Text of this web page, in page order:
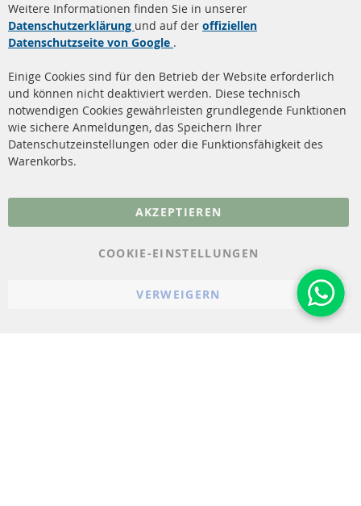
Dieselpartikelfilter (DPF)
Dieselpartikelfilter
Katalysator (KAT)
Sensoren
FAQ
Über uns
Versandkosten
Kontakt
Vertrag widerrufen
Weitere Informationen finden Sie in unserer
Datenschutzerklärung und auf der offiziellen
Datenschutzseite von Google .
Einige Cookies sind für den Betrieb der Website erforderlich
und können nicht deaktiviert werden. Diese technisch
notwendigen Cookies gewährleisten grundlegende Funktionen
wie sichere Anmeldungen, das Speichern Ihrer
Datenschutzeinstellungen oder die Funktionsfähigkeit des
Warenkorbs.
AKZEPTIEREN
COOKIE-EINSTELLUNGEN
VERWEIGERN